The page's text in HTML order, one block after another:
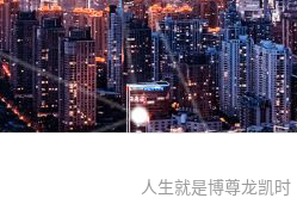
人生就是博尊龙凯时